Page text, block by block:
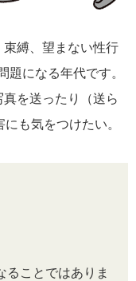
縛、望まない性行
題になる年代です。
を送ったり（送ら
も気をつけたい。
ることではありま